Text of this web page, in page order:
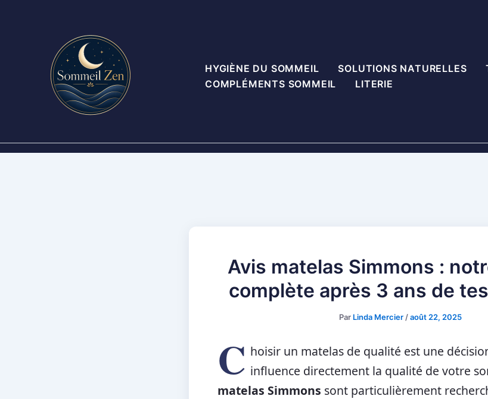
HYGIÈNE DU SOMMEIL SOLUTIONS NATURELLES
COMPLÉMENTS SOMMEIL
LITERIE
Avis matelas Simmons :
complète après 3 ans de
Par Linda Mercier /août 22, 2025
C hoisir un matelas de qualité est une
influence directement la qualité de votre
matelas Simmons sont particulièrement